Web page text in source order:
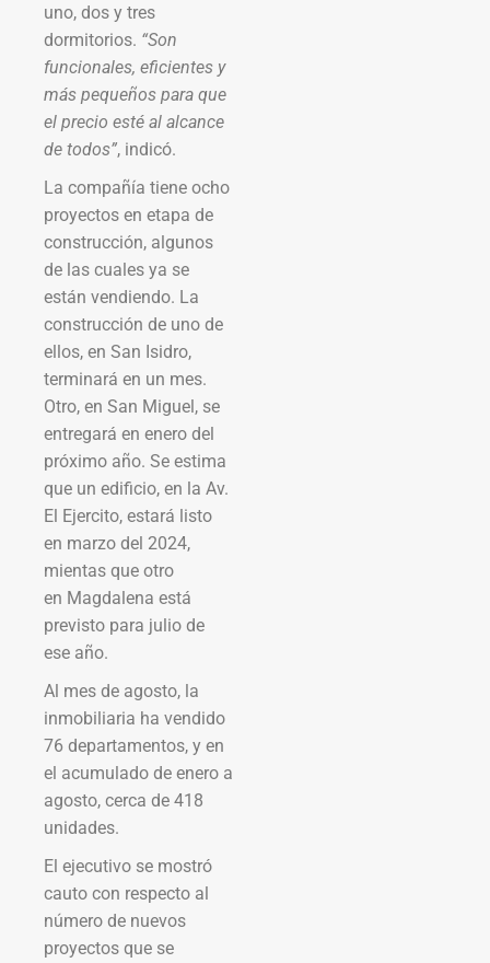
uno, dos y tres
dormitorios. “Son
funcionales, eficientes y
más pequeños para que
el precio esté al alcance
de todos”, indicó.
La compañía tiene ocho
proyectos en etapa de
construcción, algunos
de las cuales ya se
están vendiendo. La
construcción de uno de
ellos, en San Isidro,
terminará en un mes.
Otro, en San Miguel, se
entregará en enero del
próximo año. Se estima
que un edificio, en la Av.
El Ejercito, estará listo
en marzo del 2024,
mientas que otro
en Magdalena está
previsto para julio de
ese año.
Al mes de agosto, la
inmobiliaria ha vendido
76 departamentos, y en
el acumulado de enero a
agosto, cerca de 418
unidades.
El ejecutivo se mostró
cauto con respecto al
número de nuevos
proyectos que se